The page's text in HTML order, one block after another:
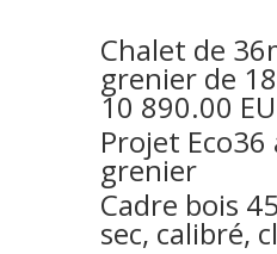
Chalet de
grenier de
10 890.00
Projet Eco36
grenier
Cadre bois
sec, calibré,